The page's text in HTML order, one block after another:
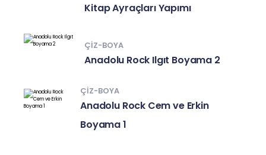
Kitap Ayraçları Yapımı
ÇIZ-BOYA
Anadolu Rock Ilgıt Boyama 2
ÇIZ-BOYA
Anadolu Rock Cem ve Erkin
Boyama 1